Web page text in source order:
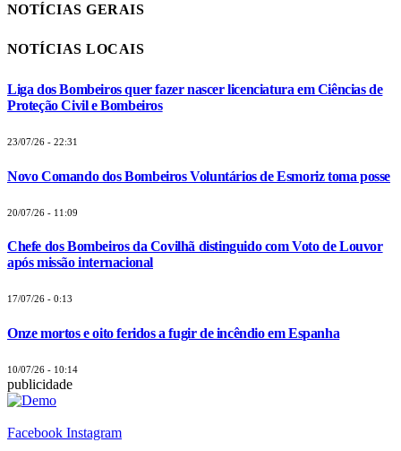
NOTÍCIAS GERAIS
NOTÍCIAS LOCAIS
Liga dos Bombeiros quer fazer nascer licenciatura em Ciências de
Proteção Civil e Bombeiros
23/07/26 - 22:31
Novo Comando dos Bombeiros Voluntários de Esmoriz toma posse
20/07/26 - 11:09
Chefe dos Bombeiros da Covilhã distinguido com Voto de Louvor
após missão internacional
17/07/26 - 0:13
Onze mortos e oito feridos a fugir de incêndio em Espanha
10/07/26 - 10:14
publicidade
Facebook Instagram